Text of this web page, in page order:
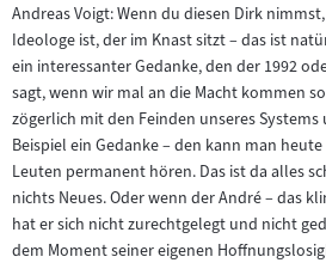
Andreas Voigt: Wenn du diesen Dirk
Ideologe ist, der im Knast sitzt – das ist
ein interessanter Gedanke, den der 1992
sagt, wenn wir mal an die Macht kommen
zögerlich mit den Feinden unseres Systems
Beispiel ein Gedanke – den kann man
Leuten permanent hören. Das ist da alles
nichts Neues. Oder wenn der André – das
hat er sich nicht zurechtgelegt und nicht
dem Moment seiner eigenen